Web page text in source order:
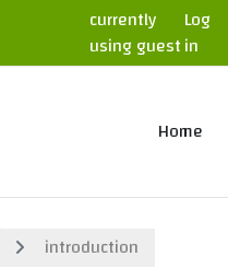
currently
using guest
access
Log
in
Home
introduction